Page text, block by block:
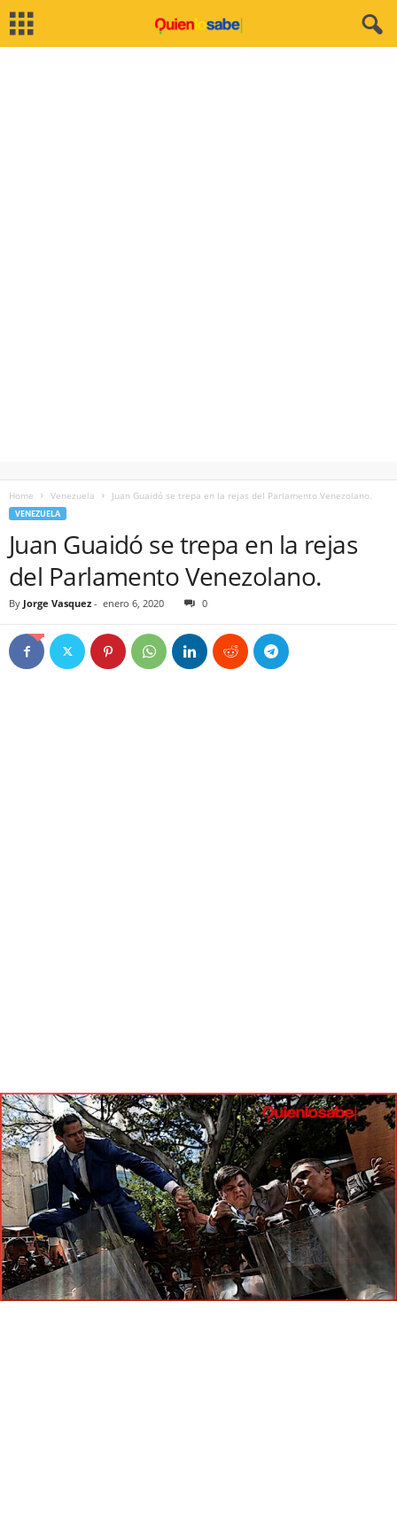
Home Venezuela Juan Guaidó se trepa en la rejas del Parlamento Venezolano.
VENEZUELA
Juan Guaidó se trepa en la rejas
del Parlamento Venezolano.
By Jorge Vasquez - enero 6, 2020 0